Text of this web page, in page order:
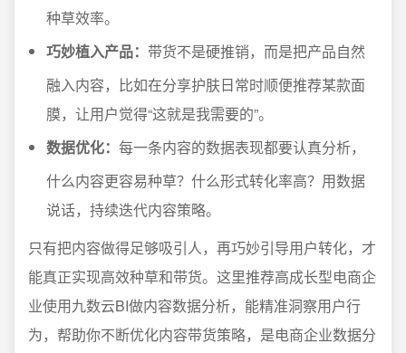
种草效率。
巧妙植入产品： 带货不是硬推销，而是把产品自然
融入内容，比如在分享护肤日常时顺便推荐某款面
膜，让用户觉得“这就是我需要的”。
数据优化： 每一条内容的数据表现都要认真分析，
什么内容更容易种草？什么形式转化率高？用数据
说话，持续迭代内容策略。
只有把内容做得足够吸引人，再巧妙引导用户转化，才
能真正实现高效种草和带货。这里推荐高成长型电商企
业使用九数云BI做内容数据分析，能精准洞察用户行
为，帮助你不断优化内容带货策略，是电商企业数据分